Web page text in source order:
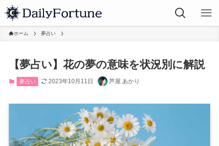
ホーム 夢占い
【夢占い】花の夢の意味を状況別に解説
夢占い 2023年10月11日 芦屋 あかり